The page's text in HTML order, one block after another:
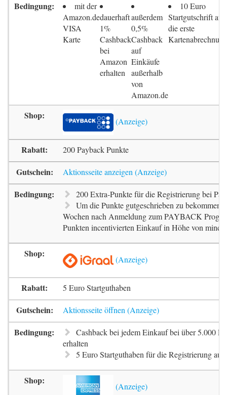
mit der
Amazon.de
VISA
Karte
dauerhaft
1%
Cashback
bei
Amazon
erhalten
außerdem
0,5%
Cashback
auf
Einkäufe
außerhalb
von
Amazon.de
10 Euro
Startgutschrift auf
die erste
Kartenabrechnung
200 Payback Punkte
Aktionsseite anzeigen
200 Extra-Punkte für die Registrierung bei
Um die Punkte gutgeschrieben zu bekommen,
Wochen nach Anmeldung zum PAYBACK
Punkten incentivierten Einkauf in Höhe von
5 Euro Startguthaben
Aktionsseite öffnen
Cashback bei jedem Einkauf bei über 5.000
erhalten
5 Euro Startguthaben für die Registrierung